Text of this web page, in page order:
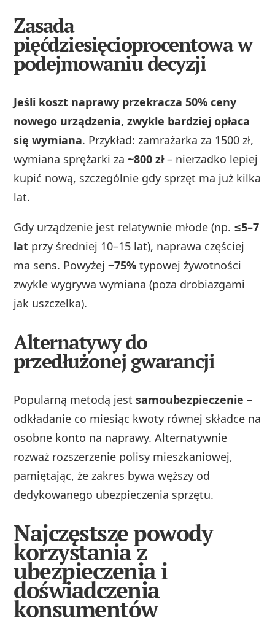
Zasada
pięćdziesięcioprocentowa w
podejmowaniu decyzji
Jeśli koszt naprawy przekracza 50% ceny
nowego urządzenia, zwykle bardziej opłaca
się wymiana. Przykład: zamrażarka za 1500 zł,
wymiana sprężarki za~800 zł– nierzadko lepiej
kupić nową, szczególnie gdy sprzęt ma już kilka
lat.
Gdy urządzenie jest relatywnie młode (np. ≤5–7
lat przy średniej 10–15 lat), naprawa częściej
ma sens. Powyżej~75% typowej żywotności
zwykle wygrywa wymiana (poza drobiazgami
jak uszczelka).
Alternatywy do
przedłużonej gwarancji
Popularną metodą jestsamoubezpieczenie –
odkładanie co miesiąc kwoty równej składce na
osobne konto na naprawy. Alternatywnie
rozważ rozszerzenie polisy mieszkaniowej,
pamiętając, że zakres bywa węższy od
dedykowanego ubezpieczenia sprzętu.
Najczęstsze powody
korzystania z
ubezpieczenia i
doświadczenia
konsumentów